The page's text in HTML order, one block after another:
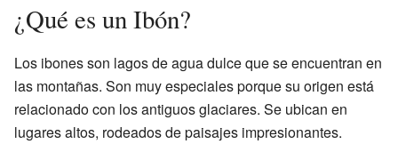
¿Qué es un Ibón?
Los ibones son lagos de agua dulce que se encuentran en
las montañas. Son muy especiales porque su origen está
relacionado con los antiguos glaciares. Se ubican en
lugares altos, rodeados de paisajes impresionantes.